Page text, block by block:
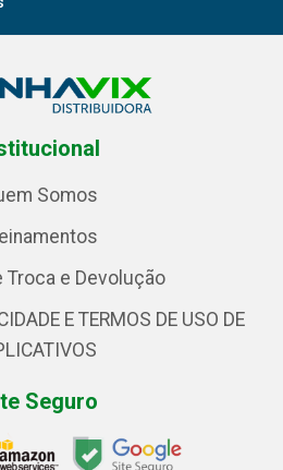
Somos
Troca e Devolução
E TERMOS DE USO DE
Seguro